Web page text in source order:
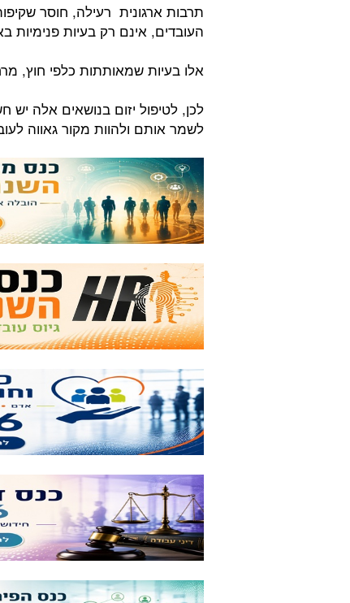
תרבות ארגונית רעילה, חוסר
העובדים, אינם רק בעיות פנימיות
אלו בעיות שמאותתות כלפי חוץ,
לכן, לטיפול יזום בנושאים אלה יש
לשמר אותם ולהוות מקור גאווה